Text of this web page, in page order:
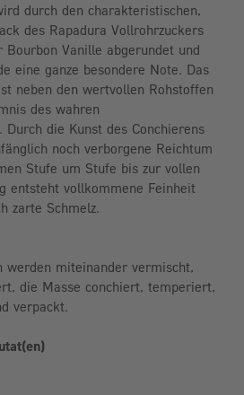
durch den charakteristischen,
des Rapadura Vollrohrzuckers
Vanille abgerundet und
eine ganze besondere Note. Das
neben den wertvollen Rohstoffen
des wahren
Durch die Kunst des Conchierens
noch verborgene Reichtum
Stufe um Stufe bis zur vollen
entsteht vollkommene Feinheit
zarte Schmelz.
werden miteinander vermischt,
die Masse conchiert, temperiert,
verpackt.